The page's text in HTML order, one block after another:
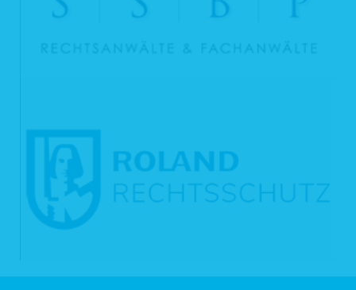
Verantwortliche für den Datenschutz sind unter der o. g. Anschrift
info@hausundgrund-andernach.de
Daten für Marketingzwecke) findet statt, wenn Sie uns eine Einwilligung erteilt
2.2 Vertragliche oder vorvertragliche Pflichten (Art. 6 Abs. 1b DS-GVO)
Wir verarbeiten personenbezogene Daten, deren Angabe erforderlich ist, für die
Erfüllung eines Vertrags, dessen Vertragspartei Sie sind, oder zur Durchführung